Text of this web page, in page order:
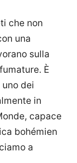
che non
una
sulla
È
uno dei
in
capace
bohémien
a